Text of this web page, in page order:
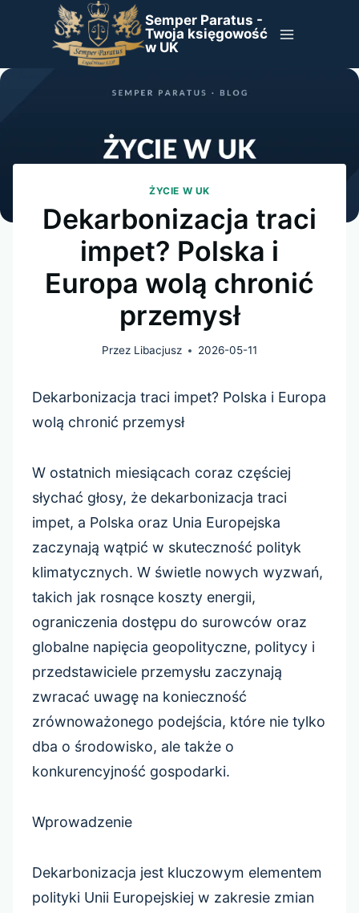
Semper Paratus -
Twoja księgowość
w UK
ŻYCIE W UK
Dekarbonizacja traci
impet? Polska i
Europa wolą chronić
przemysł
Przez Libacjusz 2026-05-11
Dekarbonizacja traci impet? Polska i Europa
wolą chronić przemysł
W ostatnich miesiącach coraz częściej
słychać głosy, że dekarbonizacja traci
impet, a Polska oraz Unia Europejska
zaczynają wątpić w skuteczność polityk
klimatycznych. W świetle nowych wyzwań,
takich jak rosnące koszty energii,
ograniczenia dostępu do surowców oraz
globalne napięcia geopolityczne, politycy i
przedstawiciele przemysłu zaczynają
zwracać uwagę na konieczność
zrównoważonego podejścia, które nie tylko
dba o środowisko, ale także o
konkurencyjność gospodarki.
Wprowadzenie
Dekarbonizacja jest kluczowym elementem
polityki Unii Europejskiej w zakresie zmian